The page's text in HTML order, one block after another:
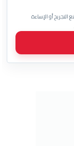
التجريح أو الإساءة